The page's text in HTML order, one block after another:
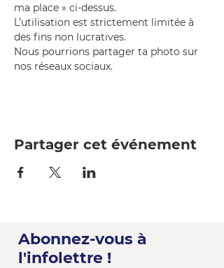
ma place » ci-dessus.
L’utilisation est strictement limitée à
des fins non lucratives.
Nous pourrions partager ta photo sur
nos réseaux sociaux.
Partager cet événement
Abonnez-vous à
l'infolettre !